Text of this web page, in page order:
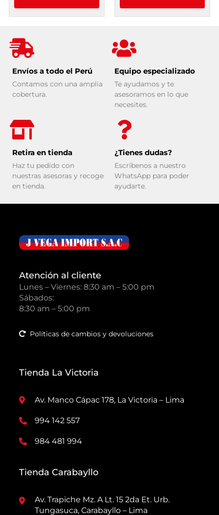
Envíos a todo el Perú
Contamos con una amplia
cobertura.
Equipo especializado
Te ayudamos y te
asesoramos en lo que
necesites.
Retira en tienda
Haz tu pedido con
nuestras asesoras y recoge
en tienda.
¿Tienes dudas?
Escríbenos a nuestro
WhatsApp para poder
ayudarte.
Atención al cliente
Lunes – Viernes: 8:30 am – 5:00 pm
Sábados:
8:30 am – 5:00 pm
Políticas de cambios y devoluciones
Tienda La Victoria
Av. Manco Cápac 178, La Victoria – Lima
994 142 557
984 481 994
Tienda Carabayllo
Av. Trapiche Mz. A Lt. 15 2da Et. Urb.
Tungasuca, Carabayllo – Lima